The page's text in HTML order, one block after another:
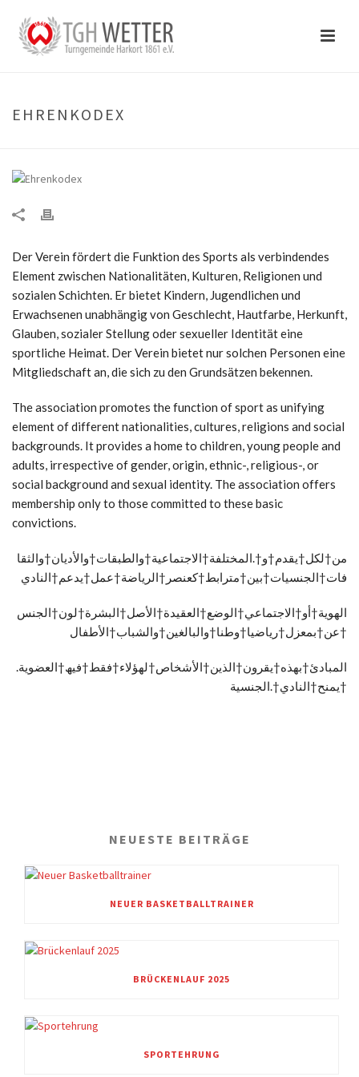
EHRENKODEX
Der Verein fördert die Funktion des Sports als verbindendes
Element zwischen Nationalitäten, Kulturen, Religionen und
sozialen Schichten. Er bietet Kindern, Jugendlichen und
Erwachsenen unabhängig von Geschlecht, Hautfarbe, Herkunft,
Glauben, sozialer Stellung oder sexueller Identität eine
sportliche Heimat. Der Verein bietet nur solchen Personen eine
Mitgliedschaft an, die sich zu den Grundsätzen bekennen.
The association promotes the function of sport as unifying
element of different nationalities, cultures, religions and social
backgrounds. It provides a home to children, young people and
adults, irrespective of gender, origin, ethnic-, religious-, or
social background and sexual identity. The association offers
membership only to those committed to these basic
convictions.
من†لكل†یقدم†و†.المختلفة†الاجتماعیة†والطبقات†والأدیان†والثقا
فات†الجنسیات†بین†مترابط†كعنصر†الریاضة†عمل†یدعم†النادي
الھویة†أو†الاجتماعي†الوضع†العقیدة†الأصل†البشرة†لون†الجنس
†عن†بمعزل†ریاضیا†وطنا†والبالغین†والشباب†الأطفال
.المبادئ†بھذه†یقرون†الذین†الأشخاص†لھؤلاء†فقط†فیھ†العضویة
†یمنح†النادي†.الجنسیة
NEUESTE BEITRÄGE
NEUER BASKETBALLTRAINER
BRÜCKENLAUF 2025
SPORTEHRUNG